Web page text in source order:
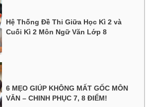
Hệ Thống Đề Thi Giữa Học Kì 2 và
Cuối Kì 2 Môn Ngữ Văn Lớp 8
6 MẸO GIÚP KHÔNG MẤT GỐC MÔN
VĂN – CHINH PHỤC 7, 8 ĐIỂM!